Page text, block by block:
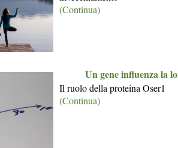
(Continua)
Un gene influenza la
Il ruolo della proteina Oser1
(Continua)